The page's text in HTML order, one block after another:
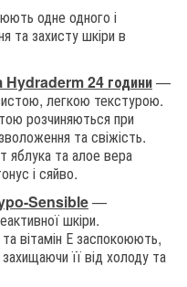
одне одного і
та захисту шкіри в
Hydraderm 24 години—
легкою текстурою.
розчиняються при
та свіжість.
яблука та алое вера
і сяйво.
Sensible—
шкіри.
вітамін Е заспокоюють,
її від холоду та